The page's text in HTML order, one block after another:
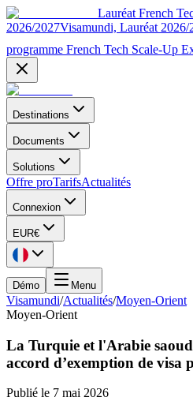
Lauréat French
2026/2027Visamundi, Lauréat
programme French Tech Scale-Up
Destinations
Documents
Solutions
Offre proTarifsActualités
Connexion
EUR€
Démo Menu
Visamundi/Actualités/Moyen-Orient
Moyen-Orient
La Turquie et l'Arabie
accord d’exemption de visa
Publié le 7 mai 2026